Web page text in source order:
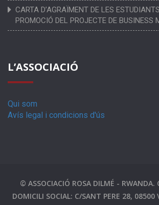
CARTA D’AGRAÏMENT DE LES
PROMOCIÓ DEL PROJECTE DE BUSINESS
L’ASSOCIACIÓ
Qui som
Avís legal i condicions d'ús
© ASSOCIACIÓ ROSA DILMÉ - RWANDA.
DOMICILI SOCIAL: C/SANT PERE 28, 08500